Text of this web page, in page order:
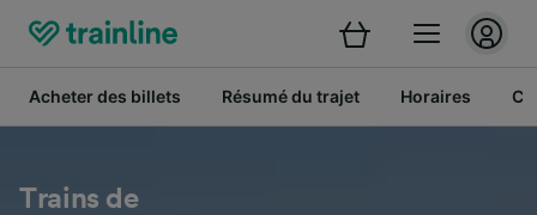
Acheter des billets Résumé du trajet Horaires
Trains de